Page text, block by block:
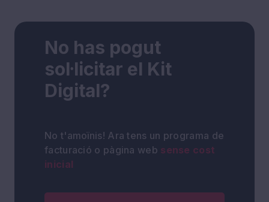
No has pogut
sol·licitar el Kit
Digital?
No t'amoïnis! Ara tens un programa de
facturació o pàgina web sense cost
inicial